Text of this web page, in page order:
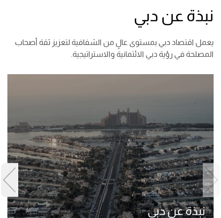
نبذة عن دبي
يعمل اقتصاد دبي بمستوى عالٍ من الشفافية لتعزيز ثقة أصحاب
المصلحة في رؤية دبي الائتمانية والاستراتيجية.
نبذة عن دبي